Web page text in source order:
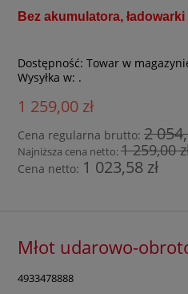
Bez akumulatora,
Dostępność: Towar w
Wysyłka w: .
1 259,00 zł
Cena regularna brutto: 2
Najniższa cena netto:1 259,00
Cena netto: 1 023,58 zł
Młot udarowo-
4933478888